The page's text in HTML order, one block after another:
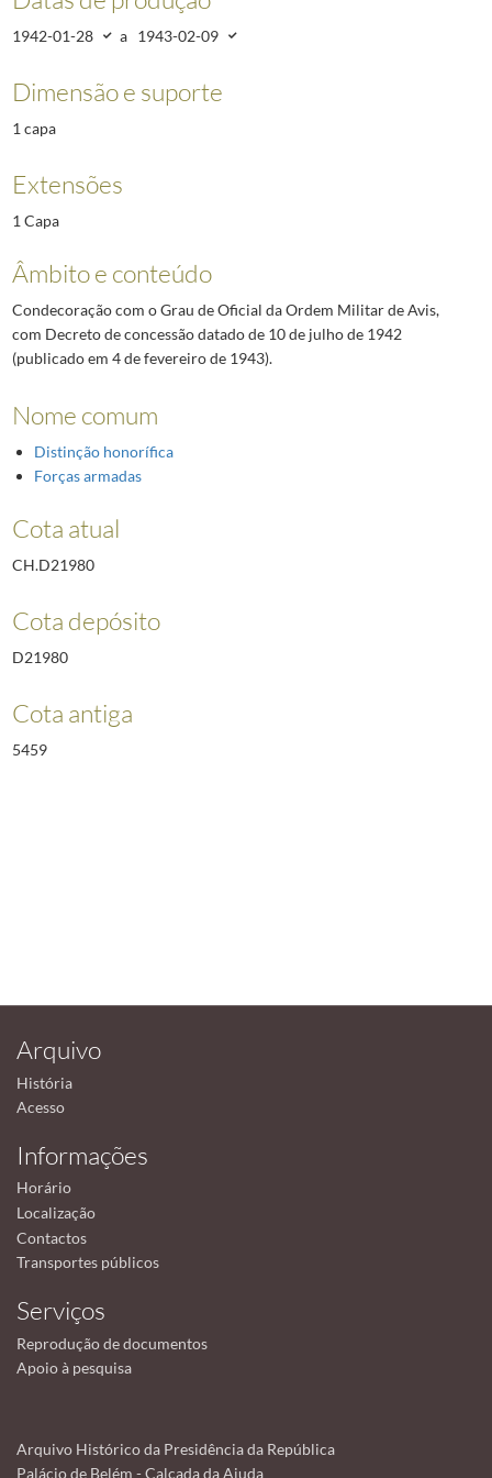
1942-01-28 a 1943-02-09
Dimensão e suporte
1 capa
Extensões
1 Capa
Âmbito e conteúdo
Condecoração com o Grau de Oficial da Ordem Militar de Avis,
com Decreto de concessão datado de 10 de julho de 1942
(publicado em 4 de fevereiro de 1943).
Nome comum
Distinção honorífica
Forças armadas
Cota atual
CH.D21980
Cota depósito
D21980
Cota antiga
5459
Arquivo
História
Acesso
Informações
Horário
Localização
Contactos
Transportes públicos
Serviços
Reprodução de documentos
Apoio à pesquisa
Arquivo Histórico da Presidência da República
Palácio de Belém - Calçada da Ajuda